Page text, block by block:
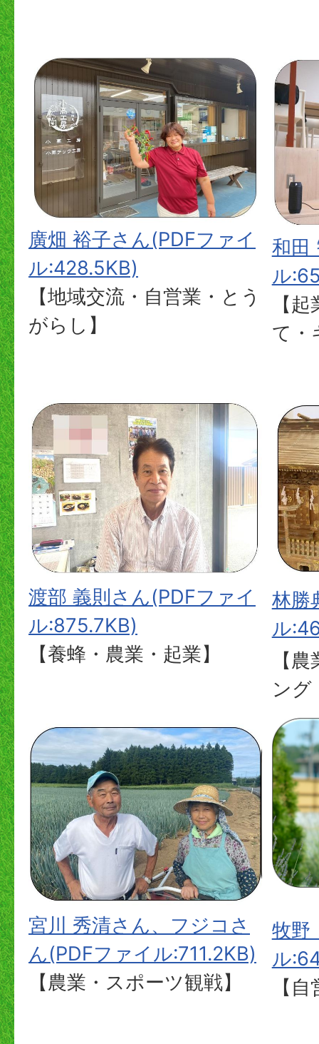
廣畑 裕子さん(PDFファイ
ル:428.5KB)
【地域交流・自営業・とう
がらし】
和田
ル
【
て・
渡部 義則さん(PDFファイ
ル:875.7KB)
【養蜂・農業・起業】
林勝
ル
【
ング
宮川 秀清さん、フジコさ
ん(PDFファイル:711.2KB)
【農業・スポーツ観戦】
牧野
ル
【